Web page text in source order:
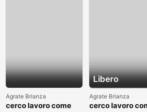
Agrate Brianza
cerco lavoro come
Libero
Agrate Brianza
cerco lavoro